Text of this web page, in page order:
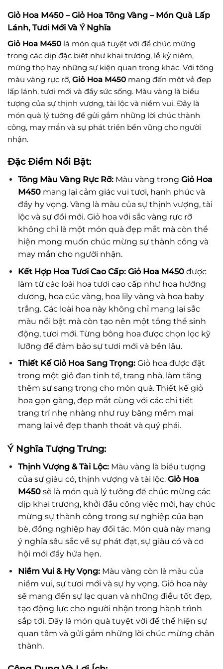
Giỏ Hoa M450 – Giỏ Hoa Tông Vàng – Món Quà Lấp
Lánh, Tươi Mới Và Ý Nghĩa
Giỏ Hoa M450 là món quà tuyệt vời để chúc mừng
trong các dịp đặc biệt như khai trương, lễ kỷ niệm,
mừng thọ hay những sự kiện quan trọng khác. Với tông
màu vàng rực rỡ, Giỏ Hoa M450 mang đến một vẻ đẹp
lấp lánh, tươi mới và đầy sức sống. Màu vàng là biểu
tượng của sự thịnh vượng, tài lộc và niềm vui. Đây là
món quà lý tưởng để gửi gắm những lời chúc thành
công, may mắn và sự phát triển bền vững cho người
nhận.
Đặc Điểm Nổi Bật:
Tông Màu Vàng Rực Rỡ:Màu vàng trong Giỏ Hoa
M450mang lại cảm giác vui tươi, hạnh phúc và
đầy hy vọng. Vàng là màu của sự thịnh vượng, tài
lộc và sự đổi mới. Giỏ hoa với sắc vàng rực rỡ
không chỉ là một món quà đẹp mắt mà còn thể
hiện mong muốn chúc mừng sự thành công và
may mắn cho người nhận.
Kết Hợp Hoa Tươi Cao Cấp: Giỏ Hoa M450được
làm từ các loài hoa tươi cao cấp như hoa hướng
dương, hoa cúc vàng, hoa lily vàng và hoa baby
trắng. Các loài hoa này không chỉ mang lại sắc
màu nổi bật mà còn tạo nên một tổng thể sinh
động, tươi mới. Từng bông hoa được chọn lọc kỹ
lưỡng để đảm bảo sự tươi mới và bền lâu.
Thiết Kế Giỏ Hoa Sang Trọng:Giỏ hoa được đặt
trong một giỏ đan tinh tế, trang nhã, làm tăng
thêm sự sang trọng cho món quà. Thiết kế giỏ
hoa gọn gàng, đẹp mắt cùng với các chi tiết
trang trí nhẹ nhàng như ruy băng mềm mại
mang lại vẻ đẹp thanh thoát và quý phái.
Ý Nghĩa Tượng Trưng:
Thịnh Vượng & Tài Lộc:Màu vàng là biểu tượng
của sự giàu có, thịnh vượng và tài lộc. Giỏ Hoa
M450sẽ là món quà lý tưởng để chúc mừng các
dịp khai trương, khởi đầu công việc mới, hay chúc
mừng sự thành công trong sự nghiệp của bạn
bè, đồng nghiệp hay đối tác. Món quà này mang
ý nghĩa sâu sắc về sự phát đạt, sự giàu có và cơ
hội mới đầy hứa hẹn.
Niềm Vui & Hy Vọng:Màu vàng còn là màu của
niềm vui, sự tươi mới và sự hy vọng. Giỏ hoa này
sẽ mang đến sự lạc quan và những điều tốt đẹp,
tạo động lực cho người nhận trong hành trình
sắp tới. Đây là món quà tuyệt vời để thể hiện sự
quan tâm và gửi gắm những lời chúc mừng chân
thành.